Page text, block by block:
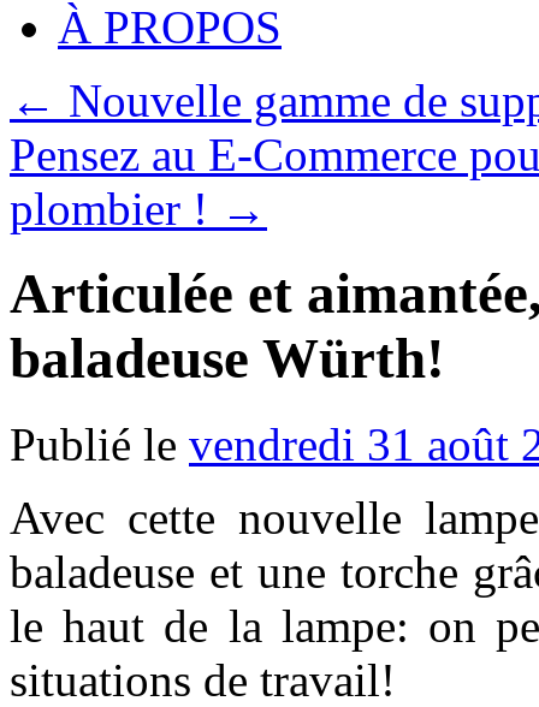
À PROPOS
← Nouvelle gamme de
Pensez au E-Commerce
plombier ! →
Articulée et
baladeuse Würth!
Publié le vendredi 31 août
Avec cette nouvelle
baladeuse et une torche
le haut de la lampe: on
situations de travail!